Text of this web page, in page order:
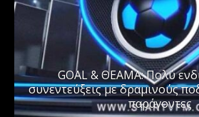
GOAL & ΘΕΑΜΑ: Πολύ
συνεντεύξεις με δραμινούς
παράγοντες